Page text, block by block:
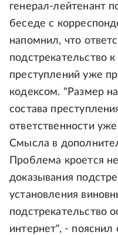
генерал-лейтенант
беседе с
напомнил, что
подстрекательство
преступлений уже
кодексом. "Размер
состава
ответственности
Смысла в
Проблема кроется
доказывания
установления
подстрекательство
интернет", - пояснил